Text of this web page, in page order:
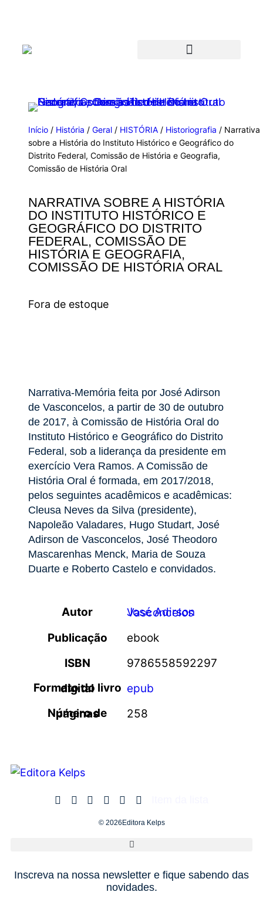
Início / História /Geral / HISTÓRIA / Historiografia / Narrativa
sobre a História do Instituto Histórico e Geográfico do
Distrito Federal, Comissão de História e Geografia,
Comissão de História Oral
NARRATIVA SOBRE A HISTÓRIA
DO INSTITUTO HISTÓRICO E
GEOGRÁFICO DO DISTRITO
FEDERAL, COMISSÃO DE
HISTÓRIA E GEOGRAFIA,
COMISSÃO DE HISTÓRIA ORAL
Fora de estoque
Narrativa-Memória feita por José Adirson
de Vasconcelos, a partir de 30 de outubro
de 2017, à Comissão de História Oral do
Instituto Histórico e Geográfico do Distrito
Federal, sob a liderança da presidente em
exercício Vera Ramos. A Comissão de
História Oral é formada, em 2017/2018,
pelos seguintes acadêmicos e acadêmicas:
Cleusa Neves da Silva (presidente),
Napoleão Valadares, Hugo Studart, José
Adirson de Vasconcelos, José Theodoro
Mascarenhas Menck, Maria de Souza
Duarte e Roberto Castelo e convidados.
Autor
José Adirson Vasconcelos
Publicação
ebook
ISBN
9786558592297
Formato do livro digital
epub
Número de páginas
258
© 2026Editora Kelps
Inscreva na nossa newsletter e fique sabendo das
novidades.